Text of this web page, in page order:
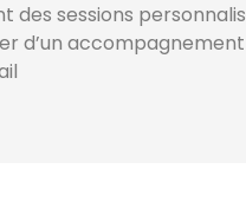
des sessions
d’un